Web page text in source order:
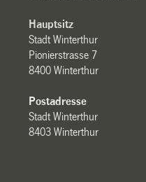
Hauptsitz
Stadt Winterthur
Pionierstrasse 7
8400 Winterthur
Postadresse
Stadt Winterthur
8403 Winterthur